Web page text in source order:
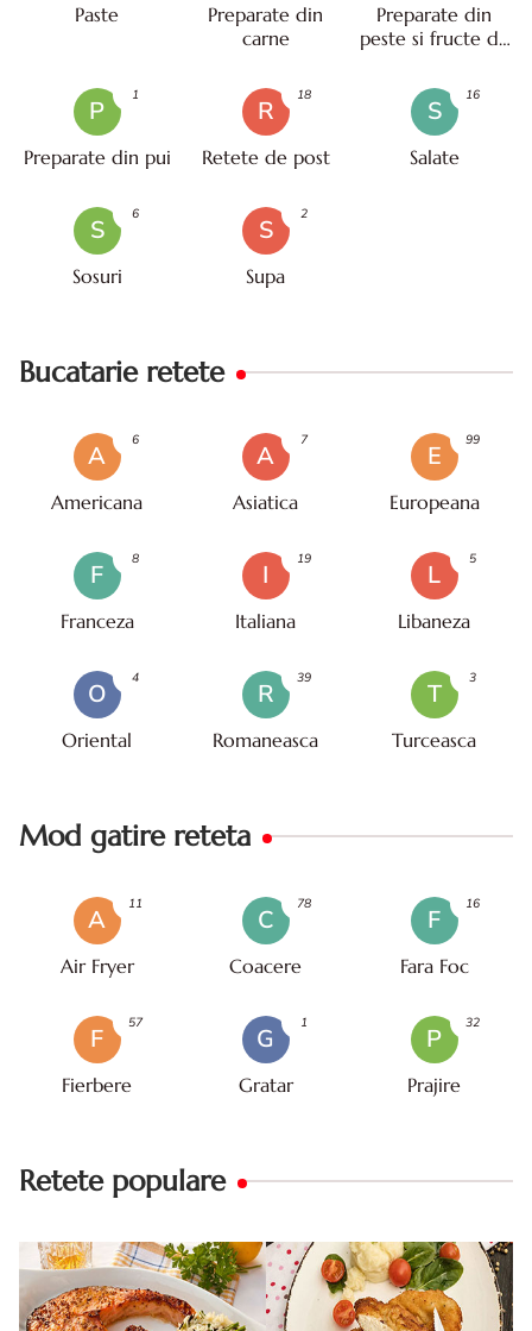
Paste
Preparate din
carne
Preparate din
peste si fructe de
P
Preparate din pui
1
R
Retete de post
18
S
Salate
16
S
Sosuri
6
S
Supa
2
Bucatarie retete
A
Americana
6
A
Asiatica
7
E
Europeana
99
F
Franceza
8
I
Italiana
19
L
Libaneza
5
O
Oriental
4
R
Romaneasca
39
T
Turceasca
3
Mod gatire reteta
A
Air Fryer
11
C
Coacere
78
F
Fara Foc
16
F
Fierbere
57
G
Gratar
1
P
Prajire
32
Retete populare